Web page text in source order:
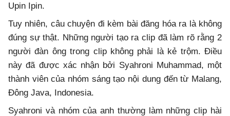
Upin Ipin.
Tuy nhiên, câu chuyện đi kèm bài đăng hóa ra là không
đúng sự thật. Những người tạo ra clip đã làm rõ rằng 2
người đàn ông trong clip không phải là kẻ trộm. Điều
này đã được xác nhận bởi Syahroni Muhammad, một
thành viên của nhóm sáng tạo nội dung đến từ Malang,
Đông Java, Indonesia.
Syahroni và nhóm của anh thường làm những clip hài